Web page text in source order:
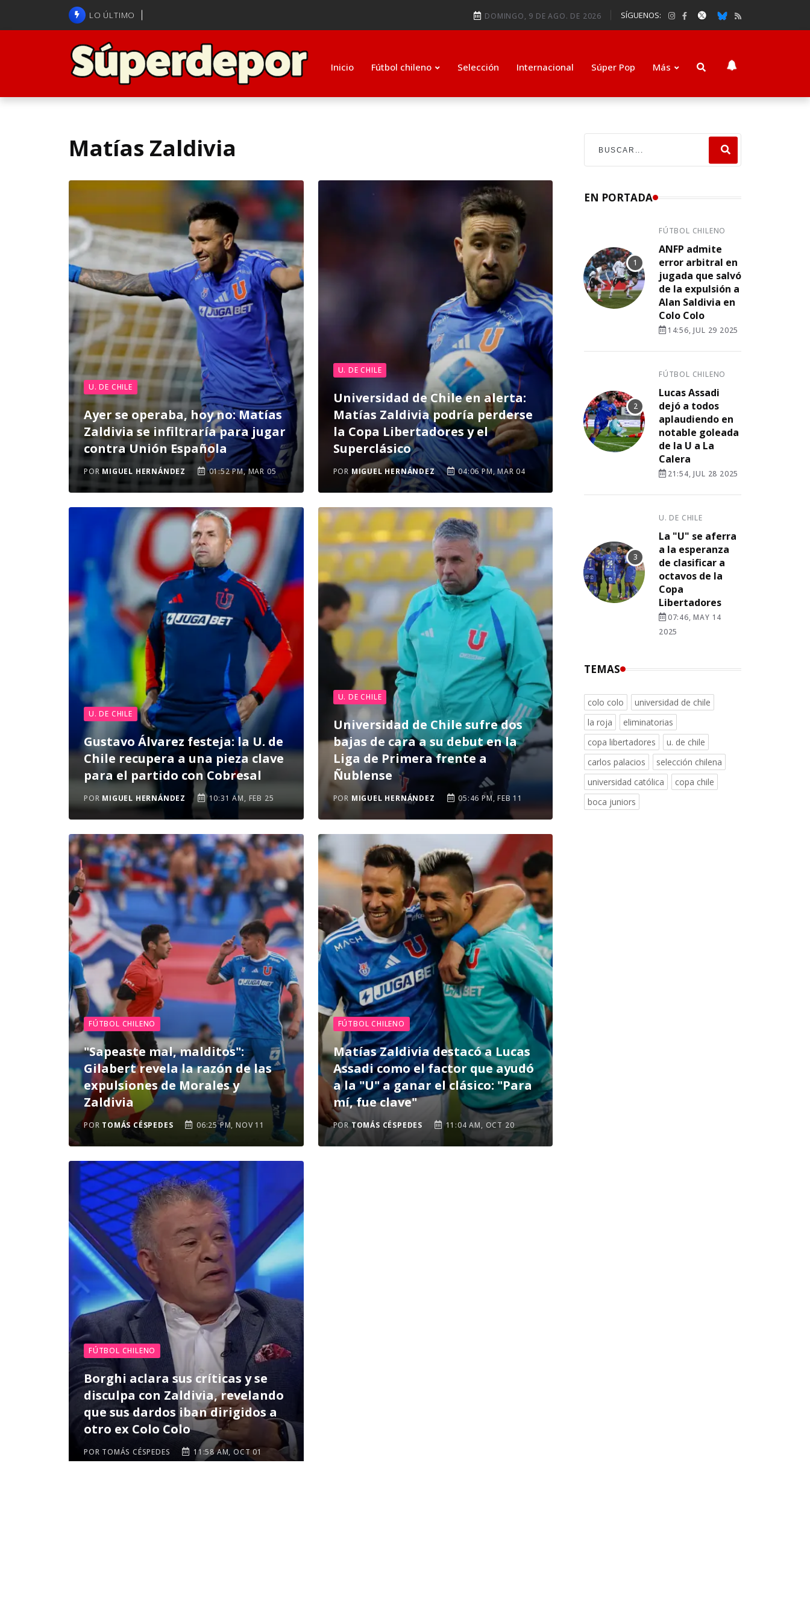
LO ÚLTIMO DOMINGO, 9 DE AGO. DE 2026 SÍGUENOS:
Inicio Fútbol chileno Selección Internacional Súper Pop Más
Matías Zaldivia
U. DE CHILE
Ayer se operaba, hoy no: Matías
Zaldivia se infiltraría para jugar
contra Unión Española
POR MIGUEL HERNÁNDEZ 01:52 PM, MAR 05
U. DE CHILE
Universidad de Chile en alerta:
Matías Zaldivia podría perderse
la Copa Libertadores y el
Superclásico
POR MIGUEL HERNÁNDEZ 04:06 PM, MAR 04
U. DE CHILE
Gustavo Álvarez festeja: la U. de
Chile recupera a una pieza clave
para el partido con Cobresal
POR MIGUEL HERNÁNDEZ 10:31 AM, FEB 25
U. DE CHILE
Universidad de Chile sufre dos
bajas de cara a su debut en la
Liga de Primera frente a
Ñublense
POR MIGUEL HERNÁNDEZ 05:46 PM, FEB 11
FÚTBOL CHILENO
"Sapeaste mal, malditos":
Gilabert revela la razón de las
expulsiones de Morales y
Zaldivia
POR TOMÁS CÉSPEDES 06:25 PM, NOV 11
FÚTBOL CHILENO
Matías Zaldivia destacó a Lucas
Assadi como el factor que ayudó
a la "U" a ganar el clásico: "Para
mí, fue clave"
PORTOMÁS CÉSPEDES 11:04 AM, OCT 20
FÚTBOL CHILENO
Borghi aclara sus críticas y se
disculpa con Zaldivia, revelando
que sus dardos iban dirigidos a
otro ex Colo Colo
POR TOMÁS CÉSPEDES 11:58 AM, OCT 01
EN PORTADA
FÚTBOL CHILENO
ANFP admite
error arbitral en
jugada que salvó
de la expulsión a
Alan Saldivia en
Colo Colo
14:56, JUL 29 2025
FÚTBOL CHILENO
Lucas Assadi
dejó a todos
aplaudiendo en
notable goleada
de la U a La
Calera
21:54, JUL 28 2025
U. DE CHILE
La "U" se aferra
a la esperanza
de clasificar a
octavos de la
Copa
Libertadores
07:46, MAY 14
2025
TEMAS
colo colo
universidad de chile
la roja
eliminatorias
copa libertadores
u. de chile
carlos palacios
selección chilena
universidad católica
copa chile
boca juniors